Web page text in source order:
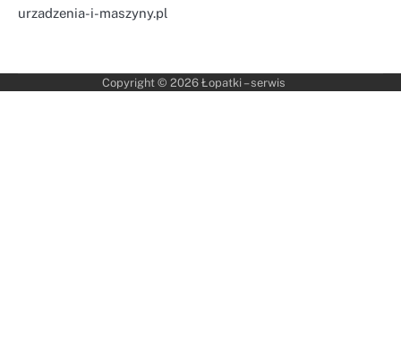
urzadzenia-i-maszyny.pl
Copyright © 2026 Łopatki – serwis